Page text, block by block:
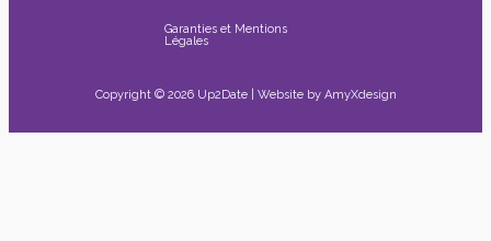
Garanties et Mentions
Légales
Copyright © 2026 Up2Date | Website by AmyXdesign